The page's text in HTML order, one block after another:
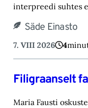
‎interpreedi suhtes
Säde Einasto
7. VIII 2026 4
Filigraanselt
Maria Fausti